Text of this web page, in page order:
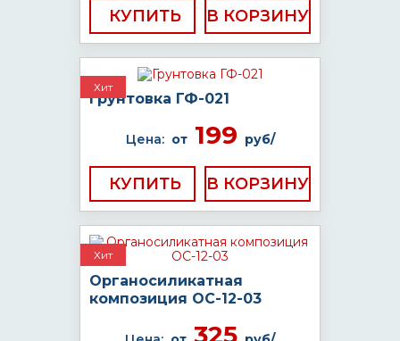
КУПИТЬ
Хит
Грунтовка ГФ-021
Цена: от199 руб/
КУПИТЬ
Хит
Органосиликатная
композиция ОС-12-03
325